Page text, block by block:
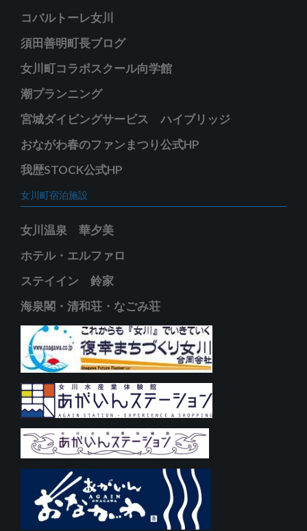
コバルトーレ女川
須田善明町長ブログ
女川町コラボスクール向学館
潮プランニング
宮城ダイビングサービス ハイブリッジ
おながわ春のファンまつり公式HP
我歴STOCK公式HP
女川町宿泊施設
女川温泉 華夕美
ホテル・エルファロ
ステイイン 鈴家
海泉閣・清和荘・なごみ荘